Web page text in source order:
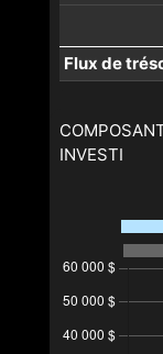
Flux de
INVESTI